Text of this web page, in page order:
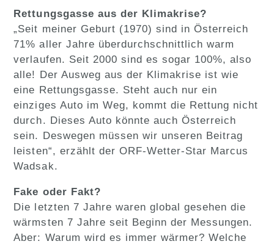
Rettungsgasse aus der Klimakrise?
„Seit meiner Geburt (1970) sind in Österreich
71% aller Jahre überdurchschnittlich warm
verlaufen. Seit 2000 sind es sogar 100%, also
alle! Der Ausweg aus der Klimakrise ist wie
eine Rettungsgasse. Steht auch nur ein
einziges Auto im Weg, kommt die Rettung nicht
durch. Dieses Auto könnte auch Österreich
sein. Deswegen müssen wir unseren Beitrag
leisten“, erzählt der ORF-Wetter-Star Marcus
Wadsak.
Fake oder Fakt?
Die letzten 7 Jahre waren global gesehen die
wärmsten 7 Jahre seit Beginn der Messungen.
Aber: Warum wird es immer wärmer? Welche